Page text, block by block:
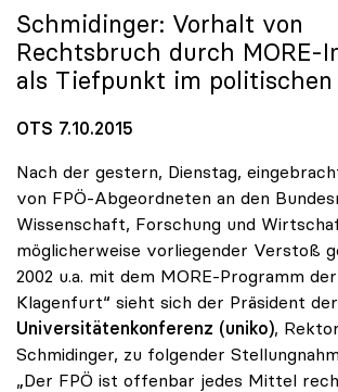
Schmidinger: Vorhalt von
Rechtsbruch durch MORE-
als Tiefpunkt im politischen
OTS 7.10.2015
Nach der gestern, Dienstag,
von FPÖ-Abgeordneten an den
Wissenschaft, Forschung und
möglicherweise vorliegender Verstoß
2002 u.a. mit dem MORE-Programm
Klagenfurt“ sieht sich der Präsident der
Universitätenkonferenz (uniko),
Schmidinger, zu folgender
„Der FPÖ ist offenbar jedes Mittel